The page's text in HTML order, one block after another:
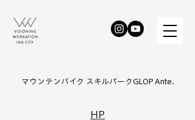
マウンテンバイク スキルパークGLOP Ante.
HP